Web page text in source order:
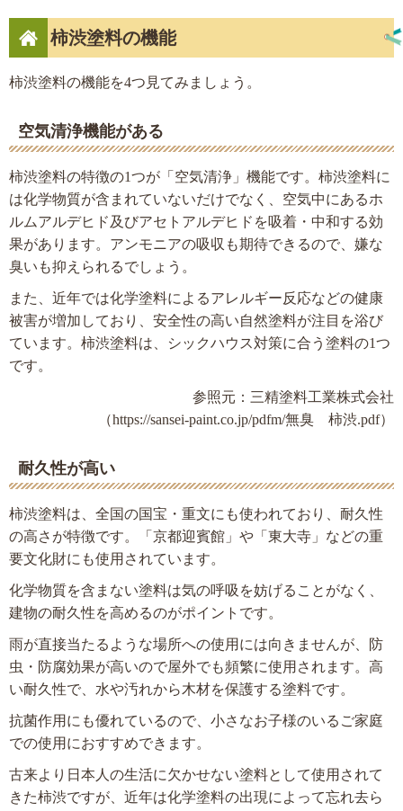
柿渋塗料の機能
柿渋塗料の機能を4つ見てみましょう。
空気清浄機能がある
柿渋塗料の特徴の1つが「空気清浄」機能です。柿渋塗料に
は化学物質が含まれていないだけでなく、空気中にあるホ
ルムアルデヒド及びアセトアルデヒドを吸着・中和する効
果があります。アンモニアの吸収も期待できるので、嫌な
臭いも抑えられるでしょう。
また、近年では化学塗料によるアレルギー反応などの健康
被害が増加しており、安全性の高い自然塗料が注目を浴び
ています。柿渋塗料は、シックハウス対策に合う塗料の1つ
です。
参照元：三精塗料工業株式会社
（https://sansei-paint.co.jp/pdfm/無臭 柿渋.pdf）
耐久性が高い
柿渋塗料は、全国の国宝・重文にも使われており、耐久性
の高さが特徴です。「京都迎賓館」や「東大寺」などの重
要文化財にも使用されています。
化学物質を含まない塗料は気の呼吸を妨げることがなく、
建物の耐久性を高めるのがポイントです。
雨が直接当たるような場所への使用には向きませんが、防
虫・防腐効果が高いので屋外でも頻繁に使用されます。高
い耐久性で、水や汚れから木材を保護する塗料です。
抗菌作用にも優れているので、小さなお子様のいるご家庭
での使用におすすめできます。
古来より日本人の生活に欠かせない塗料として使用されて
きた柿渋ですが、近年は化学塗料の出現によって忘れ去ら